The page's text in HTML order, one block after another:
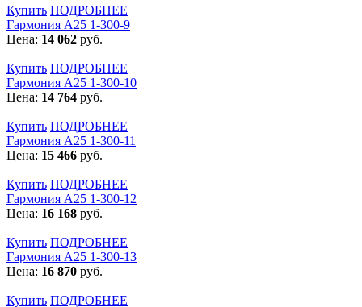
Купить ПОДРОБНЕЕ
Гармония А25 1-300-9
Цена: 14 062 руб.
Купить ПОДРОБНЕЕ
Гармония А25 1-300-10
Цена: 14 764 руб.
Купить ПОДРОБНЕЕ
Гармония А25 1-300-11
Цена: 15 466 руб.
Купить ПОДРОБНЕЕ
Гармония А25 1-300-12
Цена: 16 168 руб.
Купить ПОДРОБНЕЕ
Гармония А25 1-300-13
Цена: 16 870 руб.
Купить ПОДРОБНЕЕ